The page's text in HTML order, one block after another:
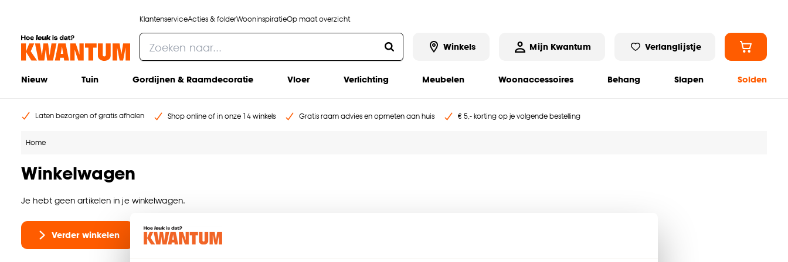
KlantenserviceActies & folderWooninspiratieOp maat overzicht
Winkels Mijn Kwantum Verlanglijstje
Nieuw Tuin Gordijnen & Raamdecoratie Vloer Verlichting Meubelen Woonaccessoires Behang Slapen Solden
Laten bezorgen of gratis afhalen Shop online of in onze 14 winkels Gratis raam advies en opmeten aan huis € 5,- korting op je volgende bestelling
Home
Winkelwagen
Je hebt geen artikelen in je winkelwagen.
Verder winkelen